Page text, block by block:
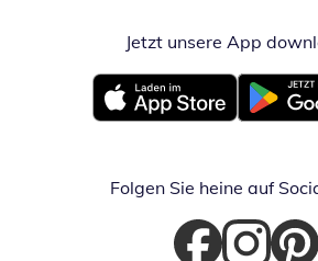
Jetzt unsere App
Öffnet in neuem Fenster
Öffnet in
Folgen Sie heine auf